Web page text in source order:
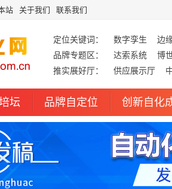
站 关于我们 联系我们
定位关键词： 数字孪生 边
品牌专题区：
达索系统 博
推实展好厅：
供应展示厅
坛 品牌自定位 创新自化